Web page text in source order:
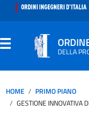
DELLA
HOME
PRIMO PIANO
GESTIONE INNOVATIVA